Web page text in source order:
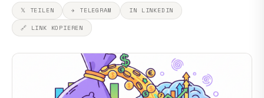
𝕏 TEILEN ✈ TELEGRAM
IN LINKEDIN
🔗 LINK KOPIEREN